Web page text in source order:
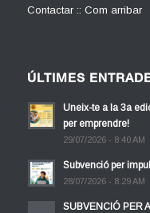
Contactar :: Com arribar
ÚLTIMES
Uneix-te a la 3a
per emprendre!
29/07/2026 - 8:40 AM
Subvenció per
28/07/2026 - 8:29 AM
SUBVENCIÓ PER